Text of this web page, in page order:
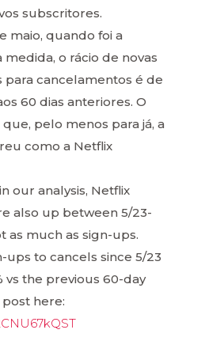
subscritores.
maio, quando foi a
medida, o rácio de novas
para cancelamentos é de
60 dias anteriores. O
pelo menos para já, a
como a Netflix
our analysis, Netflix
also up between 5/23-
as much as sign-ups.
ups to cancels since 5/23
vs the previous 60-day
here: